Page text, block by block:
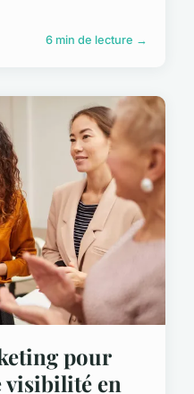
6 min de lecture →
pour
visibilité en